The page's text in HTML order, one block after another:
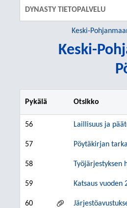
DYNASTY TIETOPALVELU
Keski-
Keski-
Pykälä Otsikko
56 Laillisuus ja
57 Pöytäkirjan
58 Työjärjestyksen
59 Katsaus vuoden
60